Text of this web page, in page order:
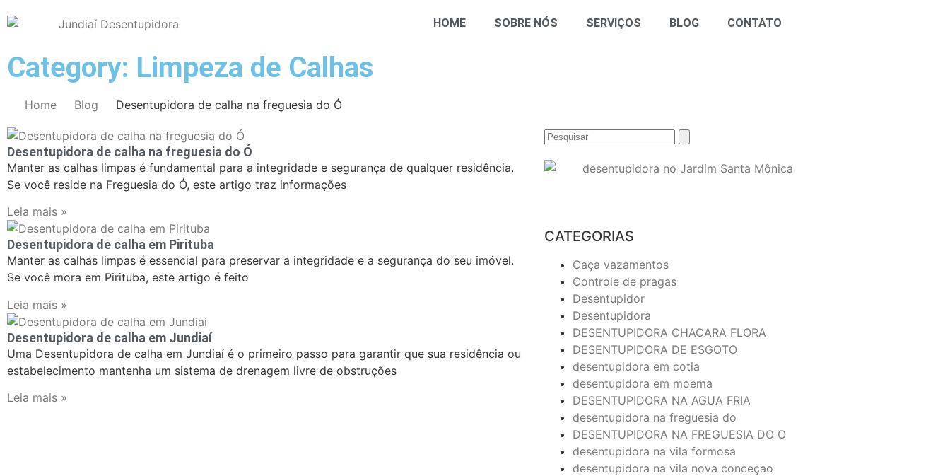
HOME SOBRE NÓS SERVIÇOS BLOG CONTATO
Category: Limpeza de Calhas
Home Blog Desentupidora de calha na freguesia do Ó
Desentupidora de calha na freguesia do Ó
Manter as calhas limpas é fundamental para a integridade e segurança de qualquer residência.
Se você reside na Freguesia do Ó, este artigo traz informações
Leia mais »
Desentupidora de calha em Pirituba
Manter as calhas limpas é essencial para preservar a integridade e a segurança do seu imóvel.
Se você mora em Pirituba, este artigo é feito
Leia mais »
Desentupidora de calha em Jundiaí
Uma Desentupidora de calha em Jundiaí é o primeiro passo para garantir que sua residência ou
estabelecimento mantenha um sistema de drenagem livre de obstruções
Leia mais »
CATEGORIAS
Caça vazamentos
Controle de pragas
Desentupidor
Desentupidora
DESENTUPIDORA CHACARA FLORA
DESENTUPIDORA DE ESGOTO
desentupidora em cotia
desentupidora em moema
DESENTUPIDORA NA AGUA FRIA
desentupidora na freguesia do
DESENTUPIDORA NA FREGUESIA DO O
desentupidora na vila formosa
desentupidora na vila nova conceçao